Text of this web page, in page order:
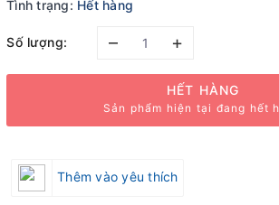
Tình trạng: Hết hàng
Số lượng: – +
HẾT HÀNG
Sản phẩm hiện tại đang hết
Thêm vào yêu thích